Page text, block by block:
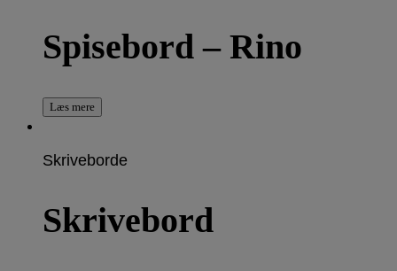
Spisebord – Rino
Læs mere
Skriveborde
Skrivebord